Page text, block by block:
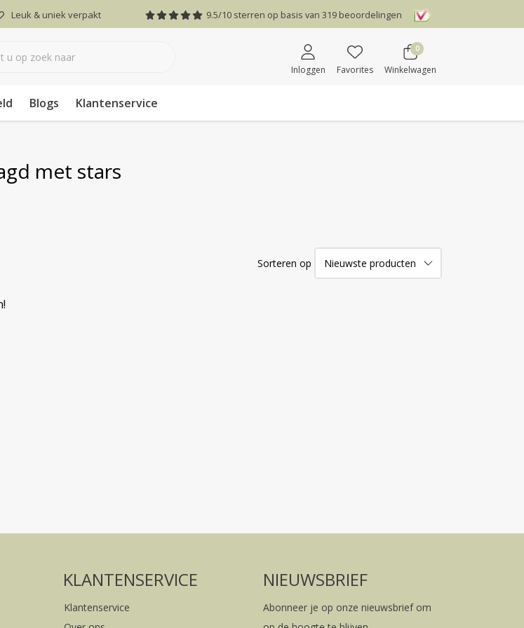
Leuk & uniek verpakt 9.5/10 sterren op basis van 319 beoordelingen
Inloggen Favorites
0
Winkelwagen
Blogs Klantenservice
met stars
Sorteren op
KLANTENSERVICE
Klantenservice
NIEUWSBRIEF
Abonneer je op onze nieuwsbrief om